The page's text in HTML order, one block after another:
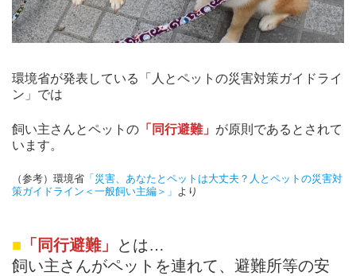
環境省が発表している「人とペットの災害対策ガイドライ
ン」では
飼い主さんとペットの 「同行避難」 が原則であるとされて
います。
（参考）環境省 「災害、あなたとペットは大丈夫？人とペットの災害対
策ガイドライン＜一般飼い主編＞」 より
■ 「同行避難」
とは…
飼い主さんがペットを連れて、避難所等の安